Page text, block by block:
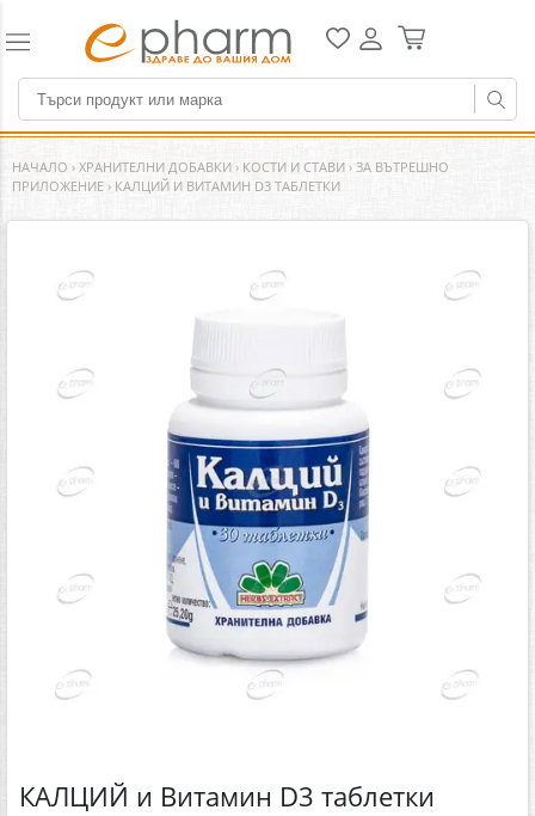
НАЧАЛО › ХРАНИТЕЛНИ ДОБАВКИ › КОСТИ И СТАВИ › ЗА ВЪТРЕШНО
ПРИЛОЖЕНИЕ › КАЛЦИЙ И ВИТАМИН D3 ТАБЛЕТКИ
КАЛЦИЙ и Витамин D3 таблетки